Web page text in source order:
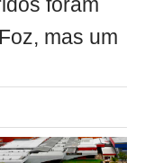
foram
mas um